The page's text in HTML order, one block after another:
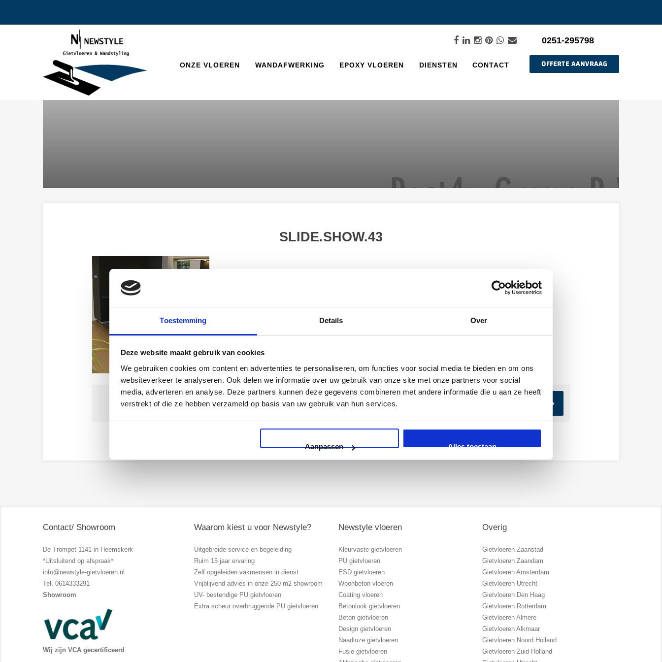
Toestemming Details Over
Deze website maakt gebruik van cookies
We gebruiken cookies om content en advertenties te personaliseren, om functies voor social media te bieden en om ons
websiteverkeer te analyseren. Ook delen we informatie over uw gebruik van onze site met onze partners voor social
media, adverteren en analyse. Deze partners kunnen deze gegevens combineren met andere informatie die u aan ze heeft
verstrekt of die ze hebben verzameld op basis van uw gebruik van hun services.
Aanpassen Alles toestaan
0251-295798
ONZE VLOEREN WANDAFWERKING EPOXY VLOEREN DIENSTEN CONTACT OFFERTE AANVRAAG
SLIDE.SHOW.43
Contact/ Showroom
De Trompet 1141 in Heemskerk
*Uitsluitend op afspraak*
info@newstyle-gietvloeren.nl
Tel. 0614333291
Showroom
Wij zijn VCA gecertificeerd
Waarom kiest u voor Newstyle?
Uitgebreide service en begeleiding
Ruim 15 jaar ervaring
Zelf opgeleiden vakmensen in dienst
Vrijblijvend advies in onze 250 m2 showroom
UV- bestendige PU gietvloeren
Extra scheur overbruggende PU gietvloeren
Newstyle vloeren
Kleurvaste gietvloeren
PU gietvloeren
ESD gietvloeren
Woonbeton vloeren
Coating vloeren
Betonlook gietvloeren
Beton gietvloeren
Design gietvloeren
Naadloze gietvloeren
Fusie gietvloeren
Overig
Gietvloeren Zaanstad
Gietvloeren Zaandam
Gietvloeren Amsterdam
Gietvloeren Utrecht
Gietvloeren Den Haag
Gietvloeren Rotterdam
Gietvloeren Almere
Gietvloeren Alkmaar
Gietvloeren Noord Holland
Gietvloeren Zuid Holland